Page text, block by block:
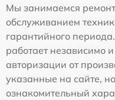
Мы занимаемся
обслуживанием
гарантийного
работает независимо
авторизации от
указанные на сайте,
ознакомительный